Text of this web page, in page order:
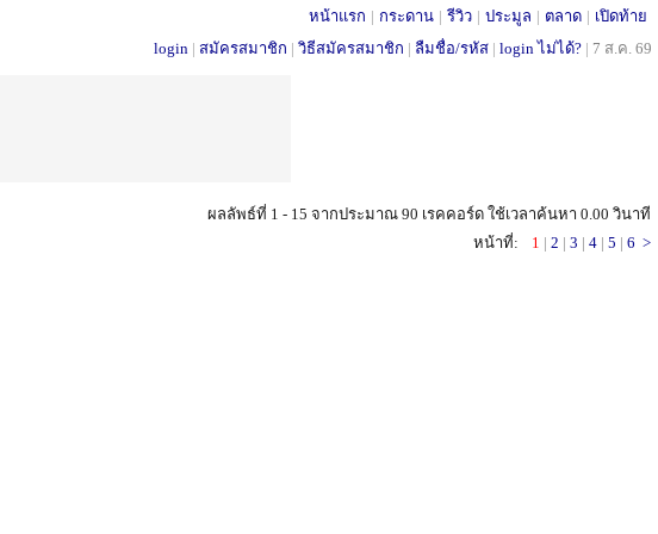
หน้าแรก | กระดาน | รีวิว | ประมูล | ตลาด | เปิดท้าย
login | สมัครสมาชิก | วิธีสมัครสมาชิก | ลืมชื่อ/รหัส | login ไม่ได้? | 7 ส.ค. 69
ผลลัพธ์ที่ 1 - 15 จากประมาณ 90 เรคคอร์ด ใช้เวลาค้นหา 0.00 วินาที
หน้าที่:
1 | 2 | 3 | 4 | 5 | 6 >